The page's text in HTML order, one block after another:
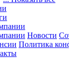
Новости
Политика